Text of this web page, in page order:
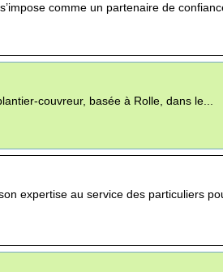
comme un partenaire de
couvreur, basée à Rolle, dans le...
expertise au service des particuliers